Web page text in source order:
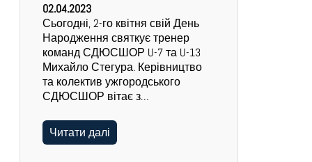
02.04.2023
Сьогодні, 2-го квітня свій День
Народження святкує тренер
команд СДЮСШОР U-7 та U-13
Михайло Стегура. Керівництво
та колектив ужгородського
СДЮСШОР вітає з…
Читати далі